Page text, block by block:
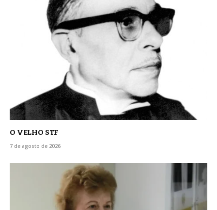
O VELHO STF
7 de agosto de 2026